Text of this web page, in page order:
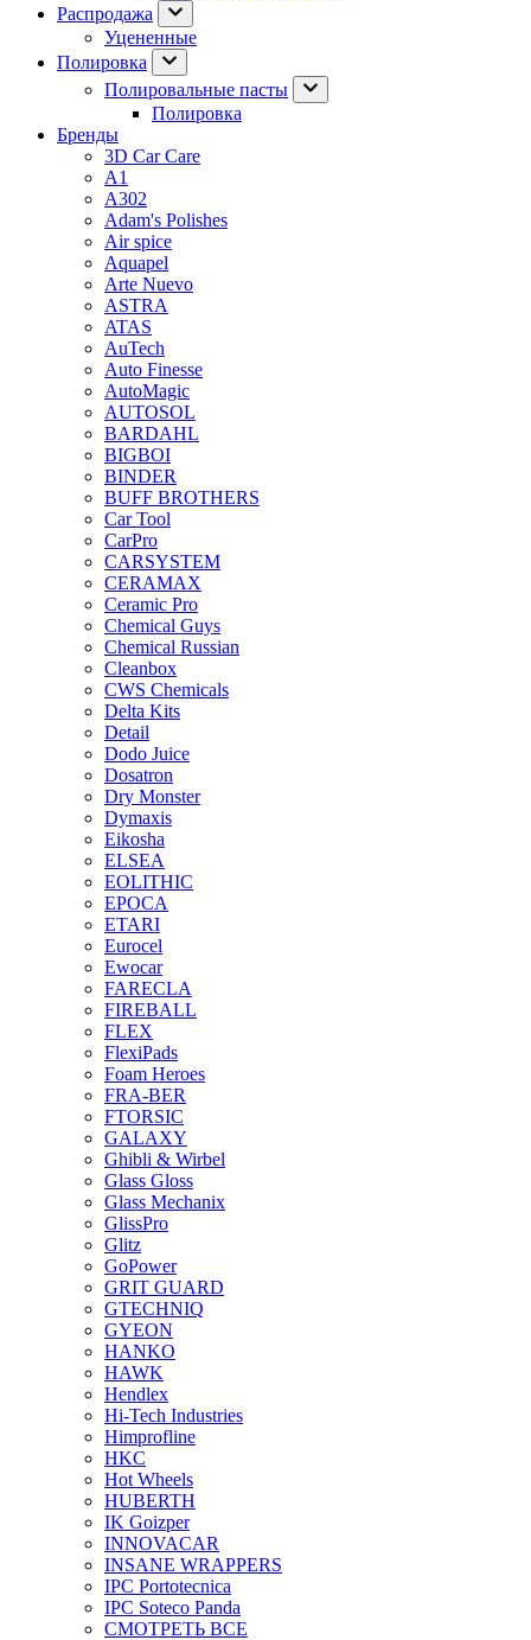
Распродажа
Уцененные
Полировка
Полировальные пасты
Полировка
Бренды
3D Car Care
A1
A302
Adam's Polishes
Air spice
Aquapel
Arte Nuevo
ASTRA
ATAS
AuTech
Auto Finesse
AutoMagic
AUTOSOL
BARDAHL
BIGBOI
BINDER
BUFF BROTHERS
Car Tool
CarPro
CARSYSTEM
CERAMAX
Ceramic Pro
Chemical Guys
Chemical Russian
Cleanbox
CWS Chemicals
Delta Kits
Detail
Dodo Juice
Dosatron
Dry Monster
Dymaxis
Eikosha
ELSEA
EOLITHIC
EPOCA
ETARI
Eurocel
Ewocar
FARECLA
FIREBALL
FLEX
FlexiPads
Foam Heroes
FRA-BER
FTORSIC
GALAXY
Ghibli & Wirbel
Glass Gloss
Glass Mechanix
GlissPro
Glitz
GoPower
GRIT GUARD
GTECHNIQ
GYEON
HANKO
HAWK
Hendlex
Hi-Tech Industries
Himprofline
HKC
Hot Wheels
HUBERTH
IK Goizper
INNOVACAR
INSANE WRAPPERS
IPC Portotecnica
IPC Soteco Panda
СМОТРЕТЬ ВСЕ